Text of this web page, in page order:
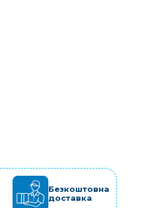
Безкоштовна
доставка